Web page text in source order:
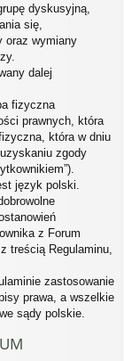
dyskusyjną,
się,
oraz wymiany
dalej
fizyczna
prawnych, która
która w dniu
zgody
język polski.
z Forum
treścią Regulaminu,
zastosowanie
prawa, a wszelkie
sądy polskie.